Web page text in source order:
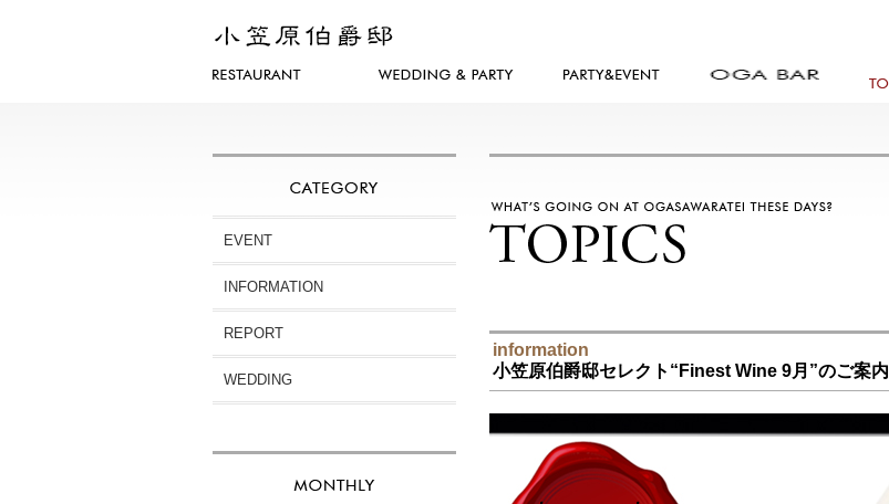
EVENT
INFORMATION
REPORT
WEDDING
information
小笠原伯爵邸セレクト“Finest Wine 9月”のご案内